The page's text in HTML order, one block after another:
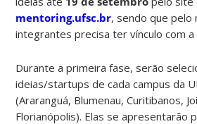
mentoring.ufsc.br, sendo que pelo
integrantes precisa ter vínculo com a
Durante a primeira fase, serão
ideias/startups de cada campus da
(Araranguá, Blumenau, Curitibanos,
Florianópolis). Elas se apresentarão